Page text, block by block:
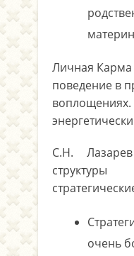
Личная Карма
поведение в
воплощениях.
С.Н.
очень